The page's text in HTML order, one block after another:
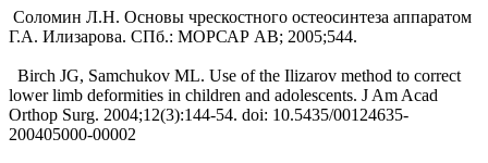
Соломин Л.Н. Основы чрескостного остеосинтеза аппаратом
Г.А. Илизарова. СПб.: МОРСАР АВ; 2005;544.
Birch JG, Samchukov ML. Use of the Ilizarov method to correct
lower limb deformities in children and adolescents. J Am Acad
Orthop Surg. 2004;12(3):144-54. doi: 10.5435/00124635-
200405000-00002